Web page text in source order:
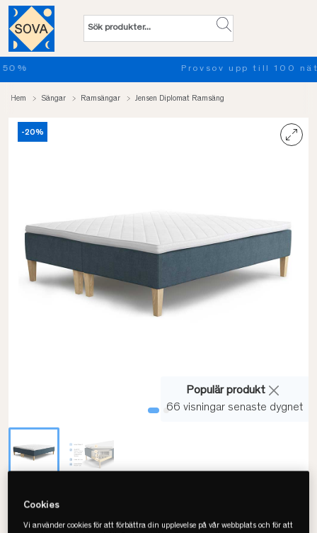
Provsov upp till 100 nätter. Läs mer
Hem Sängar Ramsängar Jensen Diplomat Ramsäng
Populär produkt
66 visningar senaste dygnet
-20%
Jensen
Diplomat Ramsäng
Cookies
Vi använder cookies för att förbättra din upplevelse på vår webbplats och för att